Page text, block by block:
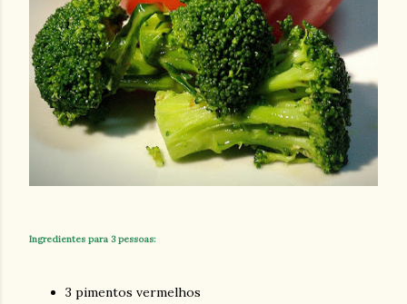
Ingredientes para 3 pessoas:
3 pimentos vermelhos